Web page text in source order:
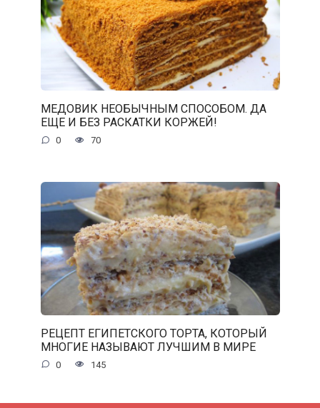
МЕДОВИК НЕОБЫЧНЫМ СПОСОБОМ. ДА
ЕЩЕ И БЕЗ РАСКАТКИ КОРЖЕЙ!
0 70
РЕЦЕПТ ЕГИПЕТСКОГО ТОРТА, КОТОРЫЙ
МНОГИЕ НАЗЫВАЮТ ЛУЧШИМ В МИРЕ
0 145